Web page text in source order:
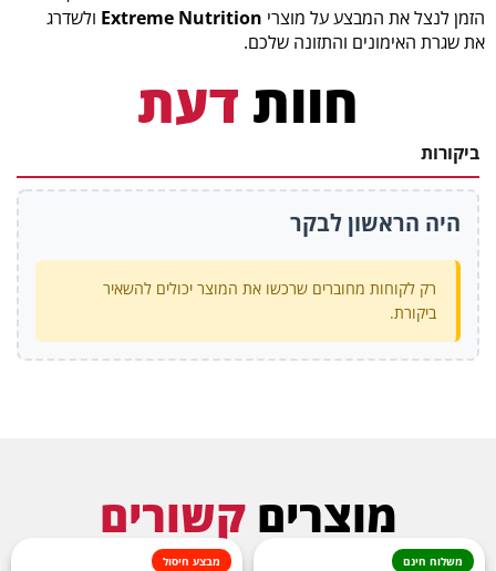
הזמן לנצל את המבצע על מוצרי Extreme Nutrition ולשדרג
את שגרת האימונים והתזונה שלכם.
חוות דעת
ביקורות
היה הראשון לבקר
רק לקוחות מחוברים שרכשו את המוצר יכולים להשאיר
ביקורת.
מוצרים קשורים
משלוח חינם מבצע חיסול